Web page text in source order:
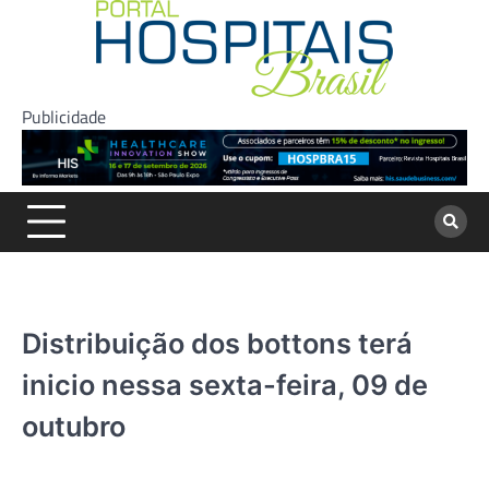
Publicidade
Distribuição dos bottons terá
inicio nessa sexta-feira, 09 de
outubro